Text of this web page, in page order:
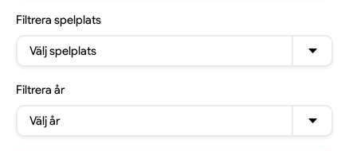
Filtrera spelplats
Välj spelplats
Filtrera år
Välj år